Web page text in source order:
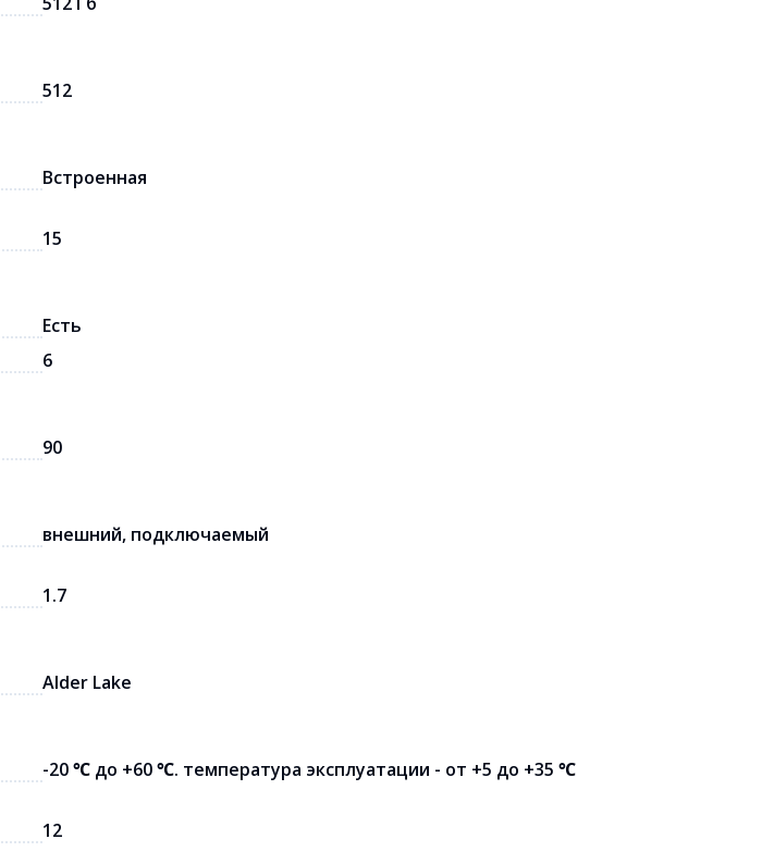
512
Встроенная
15
Есть
6
90
внешний, подключаемый
1.7
Alder Lake
-20 ℃ до +60 ℃. температура эксплуатации - от +5 до +35 ℃
12